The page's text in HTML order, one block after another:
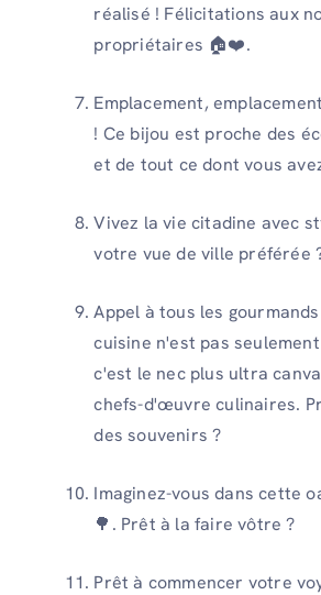
réalisé ! Félicitations aux
propriétaires 🏠❤️.
Emplacement,
! Ce bijou est proche des
et de tout ce dont vous
Vivez la vie citadine avec
votre vue de ville préférée
Appel à tous les
cuisine n'est pas
c'est le nec plus ultra
chefs-d'œuvre culinaires.
des souvenirs ?
Imaginez-vous dans cette
🌳. Prêt à la faire vôtre ?
Prêt à commencer votre